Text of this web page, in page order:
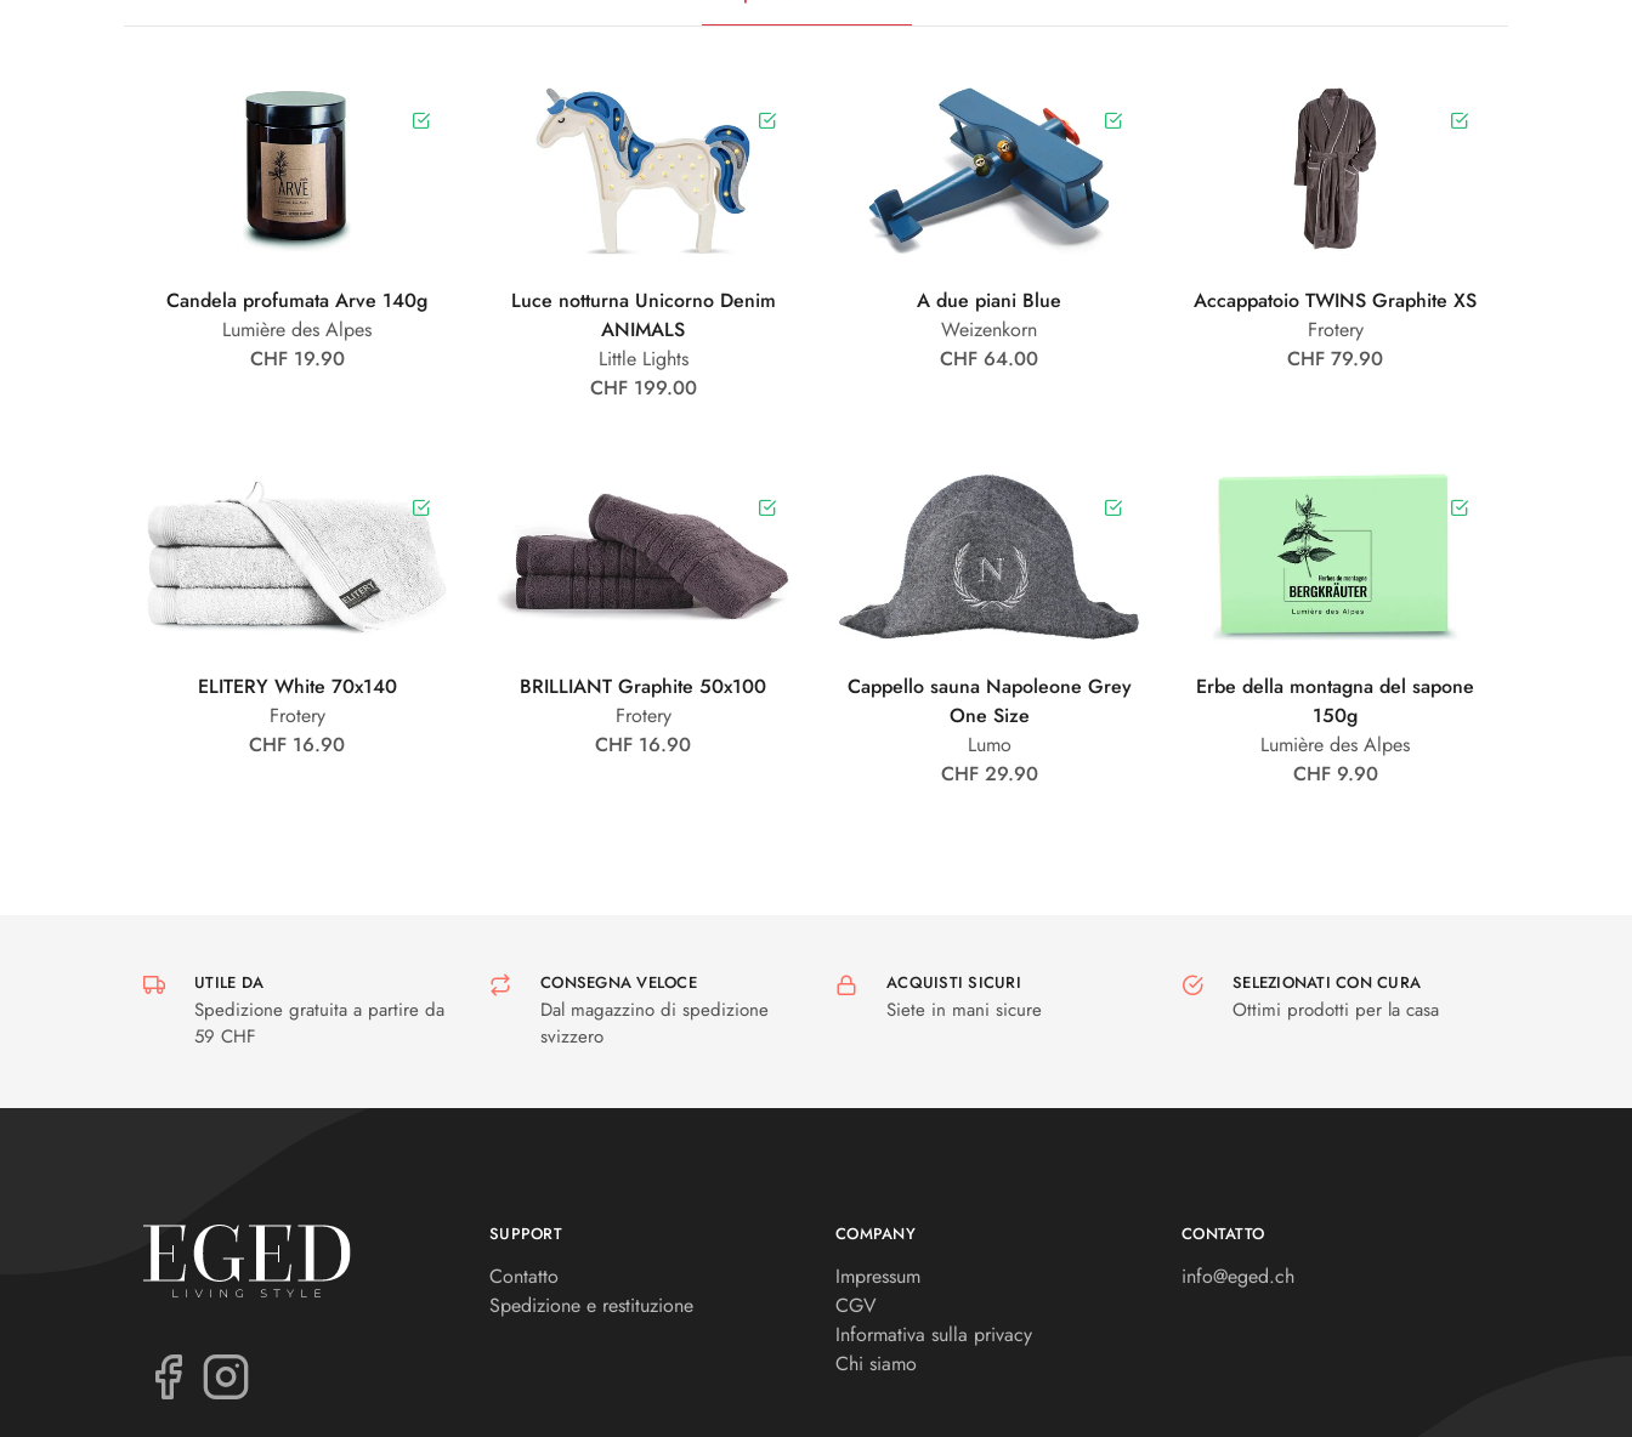
Candela profumata Arve 140g
Lumière des Alpes
CHF 19.90
Luce notturna Unicorno Denim
ANIMALS
Little Lights
CHF 199.00
A due piani Blue
Weizenkorn
CHF 64.00
Accappatoio TWINS Graphite XS
Frotery
CHF 79.90
ELITERY White 70x140
Frotery
CHF 16.90
BRILLIANT Graphite 50x100
Frotery
CHF 16.90
Cappello sauna Napoleone Grey
One Size
Lumo
CHF 29.90
Erbe della montagna del sapone
150g
Lumière des Alpes
CHF 9.90
UTILE DA
Spedizione gratuita a partire da
59 CHF
CONSEGNA VELOCE
Dal magazzino di spedizione
svizzero
ACQUISTI SICURI
Siete in mani sicure
SELEZIONATI CON CURA
Ottimi prodotti per la casa
SUPPORT
Contatto
Spedizione e restituzione
COMPANY
Impressum
CGV
Informativa sulla privacy
Chi siamo
CONTATTO
info@eged.ch